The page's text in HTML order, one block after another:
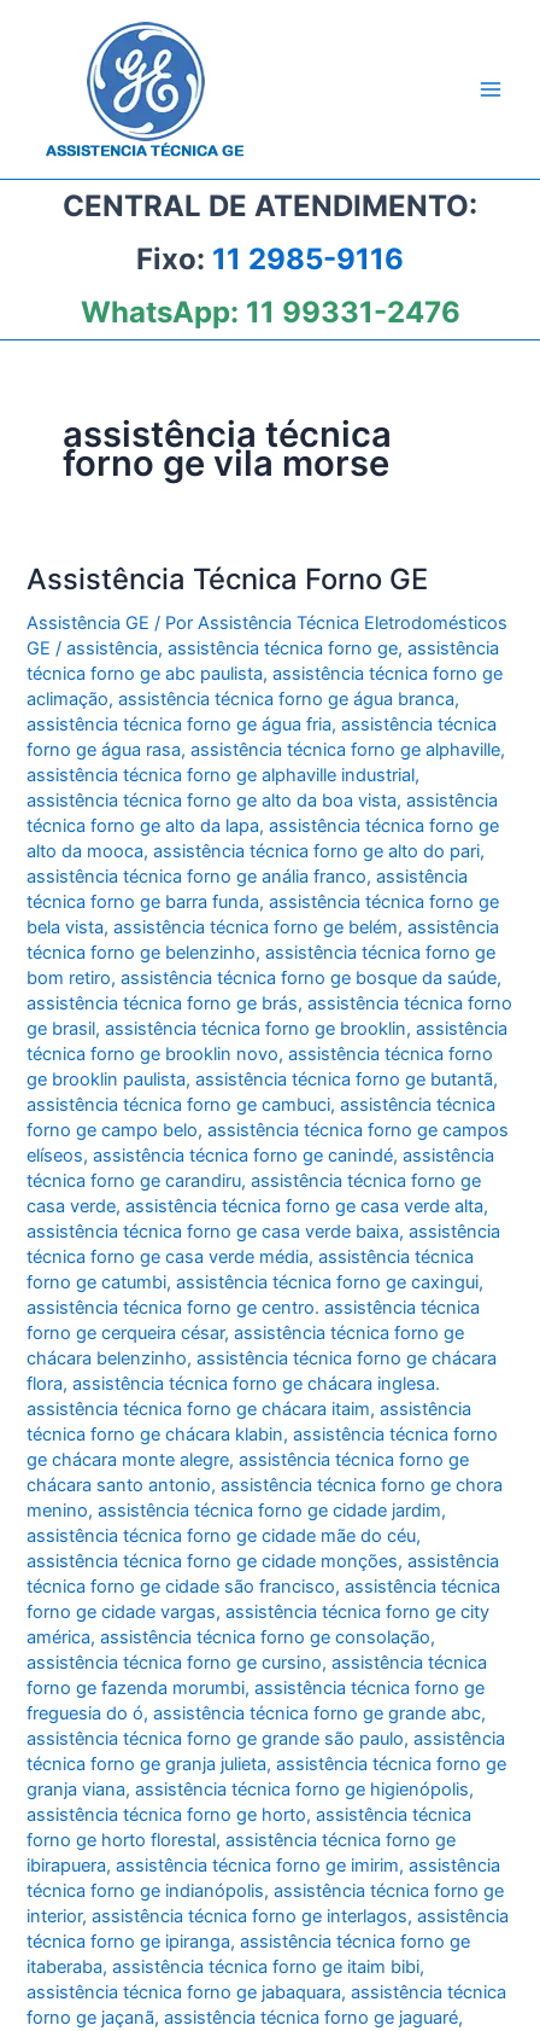
CENTRAL DE ATENDIMENTO:
Fixo: 11 2985-9116
WhatsApp: 11 99331-2476
assistência técnica
forno ge vila morse
Assistência Técnica Forno GE
Assistência GE / PorAssistência Técnica Eletrodomésticos
GE/assistência,assistência técnica forno ge,assistência
técnica forno ge abc paulista,assistência técnica forno ge
aclimação,assistência técnica forno ge água branca,
assistência técnica forno ge água fria,assistência técnica
forno ge água rasa,assistência técnica forno ge alphaville,
assistência técnica forno ge alphaville industrial,
assistência técnica forno ge alto da boa vista,assistência
técnica forno ge alto da lapa,assistência técnica forno ge
alto da mooca,assistência técnica forno ge alto do pari,
assistência técnica forno ge anália franco,assistência
técnica forno ge barra funda,assistência técnica forno ge
bela vista,assistência técnica forno ge belém,assistência
técnica forno ge belenzinho,assistência técnica forno ge
bom retiro,assistência técnica forno ge bosque da saúde,
assistência técnica forno ge brás,assistência técnica forno
ge brasil,assistência técnica forno ge brooklin,assistência
técnica forno ge brooklin novo,assistência técnica forno
ge brooklin paulista,assistência técnica forno ge butantã,
assistência técnica forno ge cambuci,assistência técnica
forno ge campo belo,assistência técnica forno ge campos
elíseos,assistência técnica forno ge canindé,assistência
técnica forno ge carandiru,assistência técnica forno ge
casa verde,assistência técnica forno ge casa verde alta,
assistência técnica forno ge casa verde baixa,assistência
técnica forno ge casa verde média,assistência técnica
forno ge catumbi,assistência técnica forno ge caxingui,
assistência técnica forno ge centro. assistência técnica
forno ge cerqueira césar,assistência técnica forno ge
chácara belenzinho,assistência técnica forno ge chácara
flora,assistência técnica forno ge chácara inglesa.
assistência técnica forno ge chácara itaim,assistência
técnica forno ge chácara klabin,assistência técnica forno
ge chácara monte alegre,assistência técnica forno ge
chácara santo antonio,assistência técnica forno ge chora
menino,assistência técnica forno ge cidade jardim,
assistência técnica forno ge cidade mãe do céu,
assistência técnica forno ge cidade monções,assistência
técnica forno ge cidade são francisco,assistência técnica
forno ge cidade vargas,assistência técnica forno ge city
américa,assistência técnica forno ge consolação,
assistência técnica forno ge cursino,assistência técnica
forno ge fazenda morumbi,assistência técnica forno ge
freguesia do ó,assistência técnica forno ge grande abc,
assistência técnica forno ge grande são paulo,assistência
técnica forno ge granja julieta,assistência técnica forno ge
granja viana,assistência técnica forno ge higienópolis,
assistência técnica forno ge horto,assistência técnica
forno ge horto florestal,assistência técnica forno ge
ibirapuera,assistência técnica forno ge imirim,assistência
técnica forno ge indianópolis,assistência técnica forno ge
interior,assistência técnica forno ge interlagos,assistência
técnica forno ge ipiranga,assistência técnica forno ge
itaberaba,assistência técnica forno ge itaim bibi,
assistência técnica forno ge jabaquara,assistência técnica
forno ge jaçanã,assistência técnica forno ge jaguaré,